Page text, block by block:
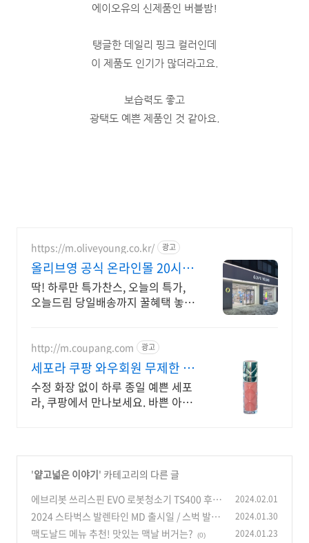
에이오유의 신제품인 버블밤!
탱글한 데일리 핑크 컬러인데
이 제품도 인기가 많더라고요.
보습력도 좋고
광택도 예쁜 제품인 것 같아요.
https://m.oliveyoung.co.kr/ 광고
올리브영 공식 온라인몰 20시
이전 주문은 오늘드림
딱! 하루만 특가찬스, 오늘의 특가,
오늘드림 당일배송까지 꿀혜택 놓치
http://m.coupang.com 광고
세포라 쿠팡 와우회원 무제한 무
료배송
수정 화장 없이 하루 종일 예쁜 세포
라, 쿠팡에서 만나보세요. 바쁜 아침
'얕고넓은 이야기' 카테고리의 다른 글
에브리봇 쓰리스핀 EVO 로봇청소기 TS400 후기
는? 물걸레 로봇청소기 추천
(0)
2024.02.01
2024 스타벅스 발렌타인 MD 출시일 / 스벅 발렌
타인데이 텀블러 머그컵 액세서리 (2)
2024.01.30
맥도날드 메뉴 추천! 맛있는 맥날 버거는? (0) 2024.01.23